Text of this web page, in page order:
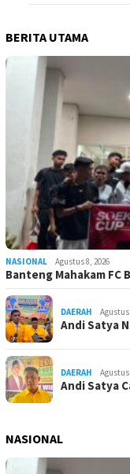
BERITA UTAMA
NASIONAL Agustus 8, 2026
Banteng Mahakam FC
DAERAH Agustus
Andi Satya
DAERAH Agustus
Andi Satya
NASIONAL